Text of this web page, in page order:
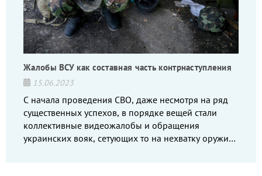
Жалобы ВСУ как составная часть контрнаступления
15.06.2023
С начала проведения СВО, даже несмотря на ряд
существенных успехов, в порядке вещей стали
коллективные видеожалобы и обращения
украинских вояк, сетующих то на нехватку оружия,